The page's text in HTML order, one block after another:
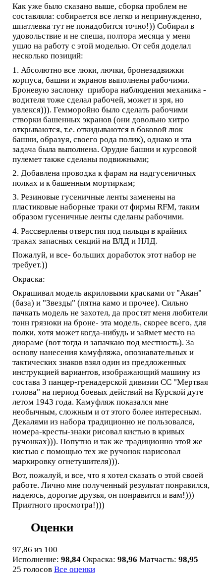
Как уже было сказано выше, сборка проблем не
составляла: собирается все легко и непринужденно,
шпатлевка тут не понадобится точно!)) Собирал в
удовольствие и не спеша, полтора месяца у меня
ушло на работу с этой моделью. От себя доделал
несколько позиций:
1. Абсолютно все люки, лючки, бронезадвижки
корпуса, башни и экранов выполнены рабочими.
Броневую заслонку прибора наблюдения механика -
водителя тоже сделал рабочей, может и зря, но
увлекся))). Гемморойно было сделать рабочими
створки башенных экранов (они довольно хитро
открываются, т.е. откидываются в боковой люк
башни, образуя, своего рода полик), однако и эта
задача была выполнена. Орудие башни и курсовой
пулемет также сделаны подвижными;
2. Добавлена проводка к фарам на надгусеничных
полках и к башенным мортиркам;
3. Резиновые гусеничные ленты заменены на
пластиковые наборные траки от фирмы RFM, таким
образом гусеничные ленты сделаны рабочими.
4. Рассверлены отверстия под пальцы в крайних
траках запасных секций на ВЛД и НЛД.
Пожалуй, и все- больших доработок этот набор не
требует.))
Окраска:
Окрашивал модель акриловыми красками от "Акан"
(база) и "Звезды" (пятна камо и прочее). Сильно
пачкать модель не захотел, да простят меня любители
тонн грязюки на броне- эта модель, скорее всего, для
полки, хотя может когда-нибудь и займет место на
диораме (вот тогда и запачкаю под местность). За
основу нанесения камуфляжа, опознавательных и
тактических знаков взял один из предложенных
инструкцией вариантов, изображающий машину из
состава 3 панцер-гренадерской дивизии СС "Мертвая
голова" на период боевых действий на Курской дуге
летом 1943 года. Камуфляж показался мне
необычным, сложным и от этого более интересным.
Декалями из набора традиционно не пользовался,
номера-кресты-знаки рисовал кистью в кривых
ручонках))). Попутно и так же традиционно этой же
кистью с помощью тех же ручонок нарисовал
маркировку огнетушителя))).
Вот, пожалуй, и все, что я хотел сказать о этой своей
работе. Лично мне полученный результат понравился,
надеюсь, дорогие друзья, он понравится и вам!)))
Приятного просмотра!)))
Оценки
97,86 из 100
Исполнение: 98,84 Окраска: 98,96 Матчасть: 98,95
25 голосов Все оценки